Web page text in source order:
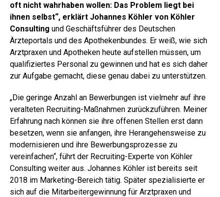
oft nicht wahrhaben wollen: Das Problem liegt bei
ihnen selbst“, erklärt Johannes Köhler von Köhler
Consulting und Geschäftsführer des Deutschen
Ärzteportals und des Apothekenbundes. Er weiß, wie sich
Arztpraxen und Apotheken heute aufstellen müssen, um
qualifiziertes Personal zu gewinnen und hat es sich daher
zur Aufgabe gemacht, diese genau dabei zu unterstützen.
„Die geringe Anzahl an Bewerbungen ist vielmehr auf ihre
veralteten Recruiting-Maßnahmen zurückzuführen. Meiner
Erfahrung nach können sie ihre offenen Stellen erst dann
besetzen, wenn sie anfangen, ihre Herangehensweise zu
modernisieren und ihre Bewerbungsprozesse zu
vereinfachen“, führt der Recruiting-Experte von Köhler
Consulting weiter aus. Johannes Köhler ist bereits seit
2018 im Marketing-Bereich tätig. Später spezialisierte er
sich auf die Mitarbeitergewinnung für Arztpraxen und